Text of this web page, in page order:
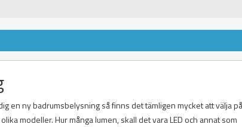
en ny badrumsbelysning så finns det tämligen mycket att välja
modeller. Hur många lumen, skall det vara LED och annat som